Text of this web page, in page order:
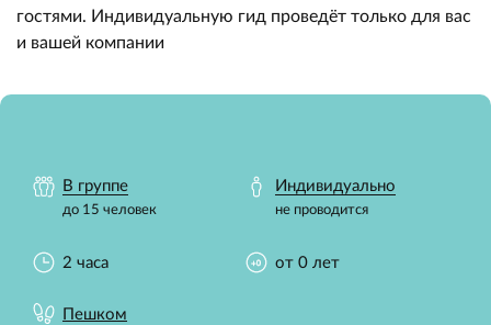
гостями. Индивидуальную гид проведёт только для вас
и вашей компании
В группе
до 15 человек
Индивидуально
не проводится
2 часа от 0 лет
Пешком